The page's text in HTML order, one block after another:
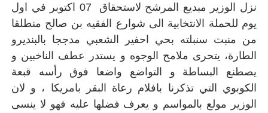
نزل الوزير مبديع المرشح لاستحقاق 07 اكتوبر في اول
يوم للحملة الانتخابية الى شوارع الفقيه بن صالح منطلقا
من منبت سنبلته بحي احفير الشعبي مدججا بالبنديرو
الطارة، يتحرى ملامح الوجوه و يستدر عطف الناخبين و
يصطنع البساطة و التواضع واضعا فوق رأسه قبعة
الكوبوي التي تذكرنا بافلام رعاة البقر بامريكا ، و لان
الوزير مولع بالمواسم و يعرف فضلها عليه فهو لا ينسى